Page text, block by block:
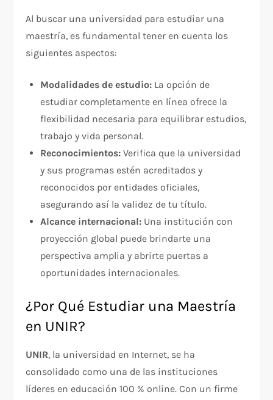
Al buscar una universidad para estudiar una
maestría, es fundamental tener en cuenta los
siguientes aspectos:
Modalidades de estudio: La opción de
estudiar completamente en línea ofrece la
flexibilidad necesaria para equilibrar estudios,
trabajo y vida personal.
Reconocimientos: Verifica que la universidad
y sus programas estén acreditados y
reconocidos por entidades oficiales,
asegurando así la validez de tu título.
Alcance internacional: Una institución con
proyección global puede brindarte una
perspectiva amplia y abrirte puertas a
oportunidades internacionales.
¿Por Qué Estudiar una Maestría
en UNIR?
UNIR, la universidad en Internet, se ha
consolidado como una de las instituciones
líderes en educación 100 % online. Con un firme